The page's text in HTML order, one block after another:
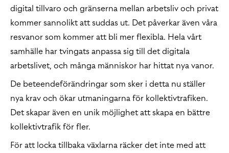
digital tillvaro och gränserna mellan arbetsliv och privat
kommer sannolikt att suddas ut. Det påverkar även våra
resvanor som kommer att bli mer flexibla. Hela vårt
samhälle har tvingats anpassa sig till det digitala
arbetslivet, och många människor har hittat nya vanor.
De beteendeförändringar som sker i detta nu ställer
nya krav och ökar utmaningarna för kollektivtrafiken.
Det skapar även en unik möjlighet att skapa en bättre
kollektivtrafik för fler.
För att locka tillbaka växlarna räcker det inte med att